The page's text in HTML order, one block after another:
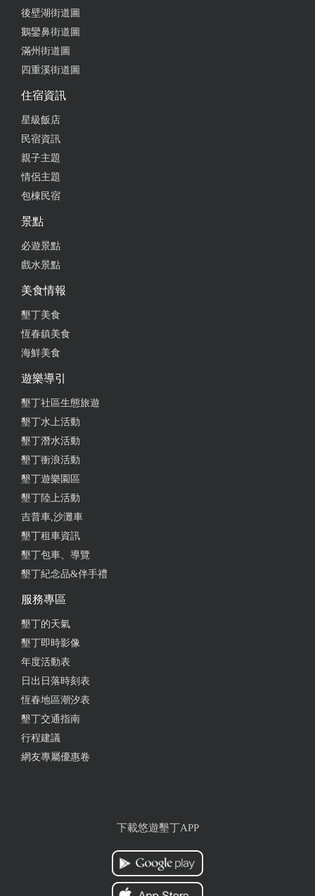
老闆娘親切，商品真是漂亮極了！ 下次一定再造訪！
幾年前去墾丁遊玩， 回程的路上無意間發現這家店。
之後每回來墾丁必來逛的店家， 很好逛、很好買、必
超～多商品可以逛的，馬克杯、貝殼、飾品，都很可
店員親切、禮品選擇多、價格合理，送禮自用皆適合
比起墾丁大街，這裡的飾品真的便宜很多，雖然不在
熱鬧的大街上，還是很值得順路來逛一下，一定會有
收穫
停車
感謝老闆娘～❤商品價格合理
後壁湖街道圖
鵝鑾鼻街道圖
滿州街道圖
四重溪街道圖
住宿資訊
星級飯店
民宿資訊
親子主題
情侶主題
包棟民宿
景點
必遊景點
戲水景點
美食情報
墾丁美食
恆春鎮美食
海鮮美食
遊樂導引
墾丁社區生態旅遊
墾丁水上活動
墾丁潛水活動
墾丁衝浪活動
墾丁遊樂園區
墾丁陸上活動
吉普車,沙灘車
墾丁租車資訊
墾丁包車、導覽
墾丁紀念品&伴手禮
服務專區
墾丁的天氣
墾丁即時影像
年度活動表
日出日落時刻表
恆春地區潮汐表
墾丁交通指南
行程建議
網友專屬優惠卷
下載悠遊墾丁APP